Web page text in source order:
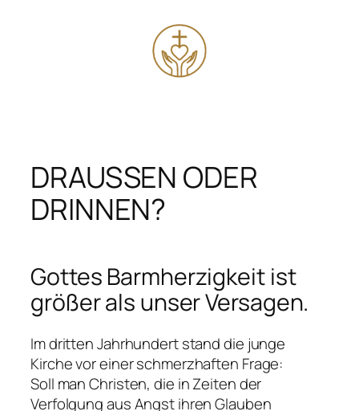
DRAUSSEN ODER
DRINNEN?
Gottes Barmherzigkeit ist
größer als unser Versagen.
Im dritten Jahrhundert stand die junge
Kirche vor einer schmerzhaften Frage:
Soll man Christen, die in Zeiten der
Verfolgung aus Angst ihren Glauben